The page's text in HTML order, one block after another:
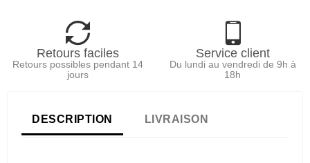
Retours faciles
Retours possibles pendant 14
jours
Service client
Du lundi au vendredi de 9h à
18h
DESCRIPTION LIVRAISON